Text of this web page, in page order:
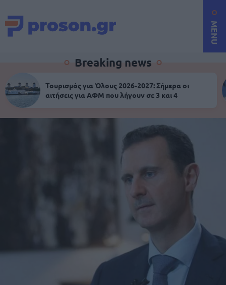
MENU
Breaking news
Τουρισμός για Όλους 2026-2027: Σήμερα οι
αιτήσεις για ΑΦΜ που λήγουν σε 3 και 4